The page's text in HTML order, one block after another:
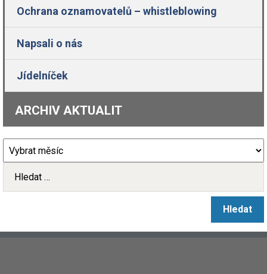
Ochrana oznamovatelů – whistleblowing
Napsali o nás
Jídelníček
ARCHIV AKTUALIT